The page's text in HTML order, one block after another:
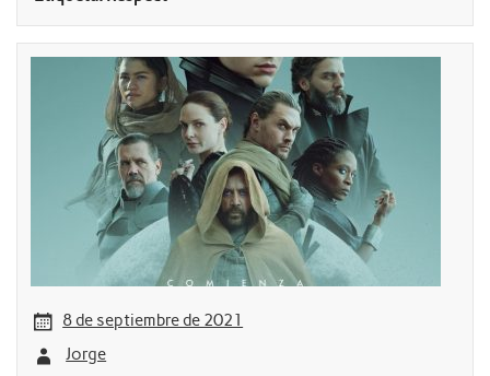
8 de septiembre de 2021
Jorge